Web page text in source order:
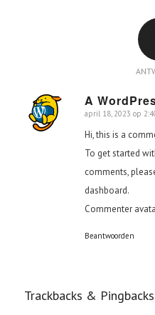
A
zegt:
april 18, 2023 op
Hi, this is a
To get started
comments,
dashboard.
Commenter
Beantwoorden
Trackbacks & Pingbacks